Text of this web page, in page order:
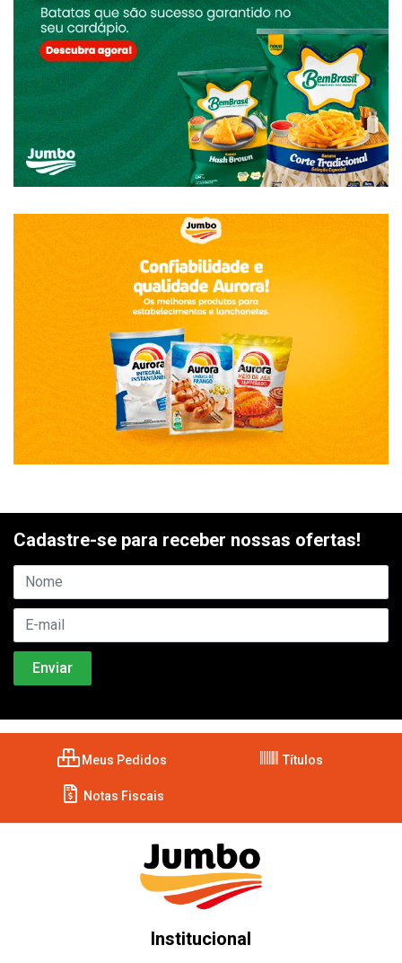
Cadastre-se para receber nossas ofertas!
Meus Pedidos Títulos
Notas Fiscais
Institucional